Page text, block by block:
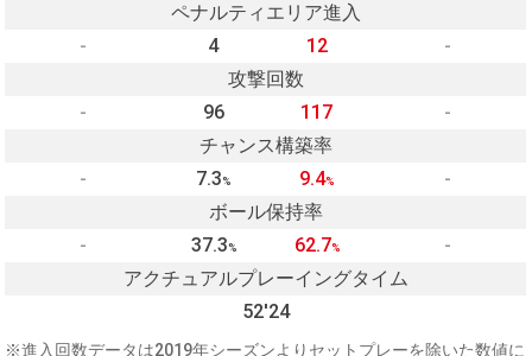
ペナルティエリア進入
-
4 12
-
攻撃回数
-
96 117
-
チャンス構築率
-
7.3% 9.4%
-
ボール保持率
-
37.3% 62.7%
-
アクチュアルプレーイングタイム
52'24
※進入回数データは2019年シーズンよりセットプレーを除いた数値に